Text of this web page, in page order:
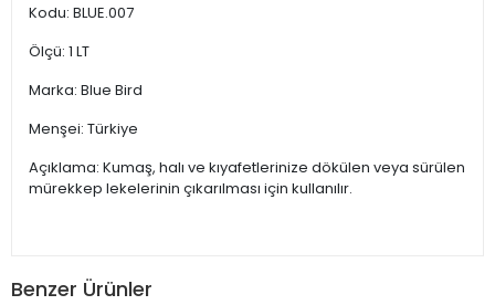
Kodu: BLUE.007
Ölçü: 1 LT
Marka: Blue Bird
Menşei: Türkiye
Açıklama: Kumaş, halı ve kıyafetlerinize dökülen veya sürülen
mürekkep lekelerinin çıkarılması için kullanılır.
Benzer Ürünler